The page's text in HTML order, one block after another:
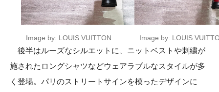
Image by: LOUIS VUITTON Image by: LOUIS
後半はルーズなシルエットに、ニットベストや刺繍が
施されたロングシャツなどウェアラブルなスタイルが多
く登場。パリのストリートサインを模ったデザインに